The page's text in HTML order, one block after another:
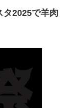
タ2025で羊肉